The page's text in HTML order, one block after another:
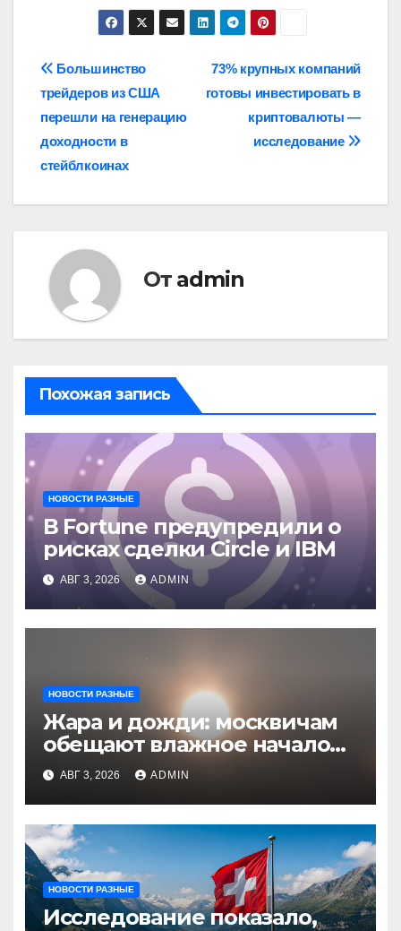
Навигация
по
записям
73% крупных компаний
готовы инвестировать в
криптовалюты —
исследование
Большинство
трейдеров из США
перешли на генерацию
доходности в
стейблкоинах
От admin
Похожая запись
НОВОСТИ РАЗНЫЕ
В Fortune предупредили о
рисках сделки Circle и IBM
АВГ 3, 2026 ADMIN
НОВОСТИ РАЗНЫЕ
Жара и дожди: москвичам
обещают влажное начало
августа
АВГ 3, 2026 ADMIN
НОВОСТИ РАЗНЫЕ
Исследование показало,